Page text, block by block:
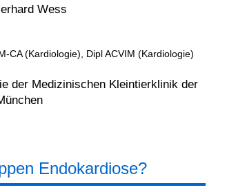
Wess
CA (Kardiologie), Dipl ACVIM (Kardiologie)
der Medizinischen Kleintierklinik der
Endokardiose?